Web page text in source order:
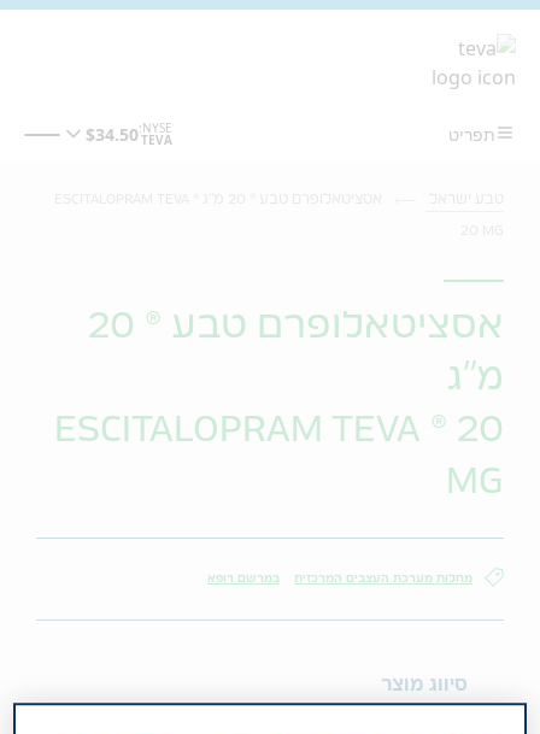
אסציטאלופרם טבע ® 20
מ"ג
ESCITALOPRAM TEVA ® 20
MG
מחלות מערכת העצבים המרכזית במרשם רופא
סיווג מוצר